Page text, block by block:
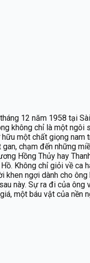
12 năm 1958 tại
không chỉ là một
một chất giọng
chạm đến những
Hồng Thủy hay
Không chỉ giỏi về
ngợi dành cho
này. Sự ra đi của
một báu vật của